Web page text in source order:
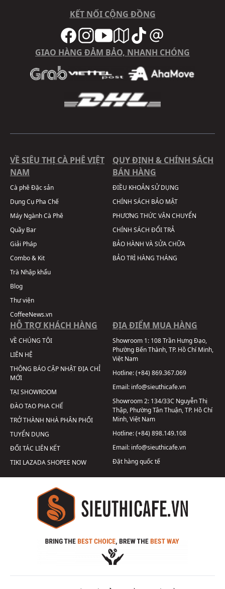
KẾT NỐI CỘNG ĐỒNG
GIAO HÀNG ĐẢM BẢO, NHANH CHÓNG
VỀ SIÊU THỊ CÀ PHÊ VIỆT
NAM
Cà phê Đặc sản
Dụng Cụ Pha Chế
Máy Ngành Cà Phê
Quầy Bar
Giải Pháp
Combo & Kit
Trà Nhập khẩu
Blog
Thư viện
CoffeeNews.vn
QUY ĐỊNH & CHÍNH SÁCH
BÁN HÀNG
ĐIỀU KHOẢN SỬ DỤNG
CHÍNH SÁCH BẢO MẬT
PHƯƠNG THỨC VẬN CHUYỂN
CHÍNH SÁCH ĐỔI TRẢ
BẢO HÀNH VÀ SỬA CHỮA
BẢO TRÌ HÀNG THÁNG
HỖ TRỢ KHÁCH HÀNG
VỀ CHÚNG TÔI
LIÊN HỆ
THÔNG BÁO CẬP NHẬT ĐỊA CHỈ
MỚI
TẠI SHOWROOM
ĐÀO TẠO PHA CHẾ
TRỞ THÀNH NHÀ PHÂN PHỐI
TUYỂN DỤNG
ĐỐI TÁC LIÊN KẾT
TIKI LAZADASHOPEE NOW
ĐỊA ĐIỂM MUA HÀNG
Showroom 1: 108 Trần Hưng Đạo,
Phường Bến Thành, TP. Hồ Chí Minh,
Việt Nam
Hotline:(+84) 869.367.069
Email: info@sieuthicafe.vn
Showroom 2: 134/33C Nguyễn Thị
Thập, Phường Tân Thuận, TP. Hồ Chí
Minh, Việt Nam
Hotline:(+84) 898.149.108
Email: info@sieuthicafe.vn
Đặt hàng quốc tế